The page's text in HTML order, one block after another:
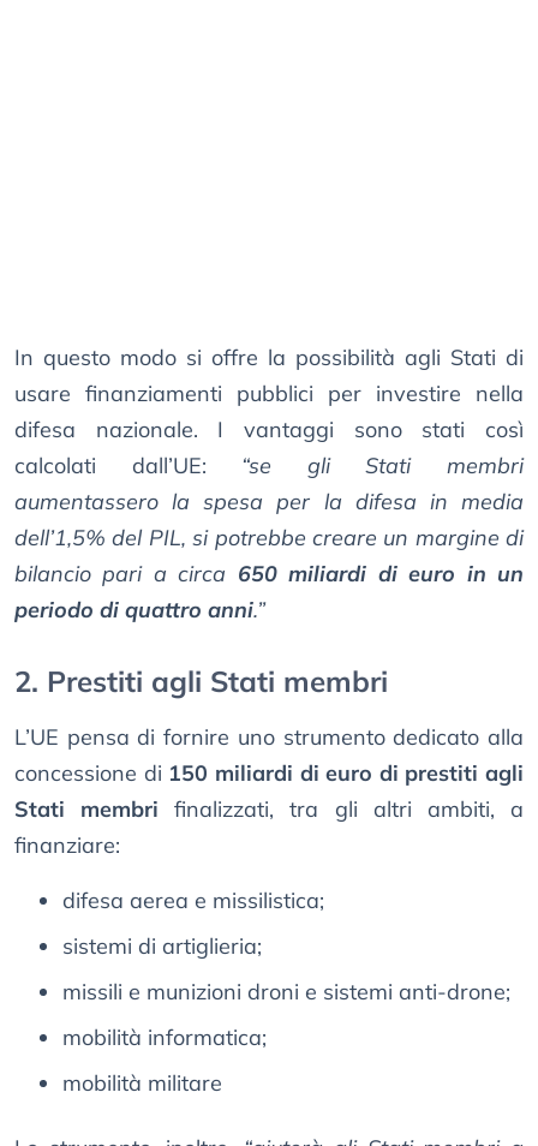
In questo modo si offre la possibilità agli Stati di
usare finanziamenti pubblici per investire nella
difesa nazionale. I vantaggi sono stati così
calcolati dall’UE: “se gli Stati membri
aumentassero la spesa per la difesa in media
dell’1,5% del PIL, si potrebbe creare un margine di
bilancio pari a circa 650 miliardi di euro in un
periodo di quattro anni.”
2. Prestiti agli Stati membri
L’UE pensa di fornire uno strumento dedicato alla
concessione di 150 miliardi di euro di prestiti agli
Stati membri finalizzati, tra gli altri ambiti, a
finanziare:
difesa aerea e missilistica;
sistemi di artiglieria;
missili e munizioni droni e sistemi anti-drone;
mobilità informatica;
mobilità militare